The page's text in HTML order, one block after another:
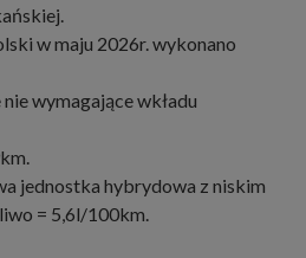
w maju 2026r. wykonano
wymagające wkładu
jednostka hybrydowa z niskim
= 5,6l/100km.